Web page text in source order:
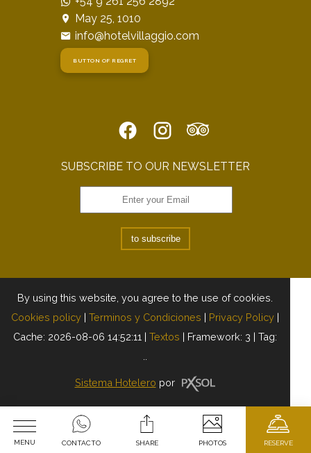
May 25, 1010
info@hotelvillaggio.com
BUTTON OF REGRET
SUBSCRIBE TO OUR NEWSLETTER
to subscribe
By using this website, you agree to the use of cookies.
Cookies policy | Terminos y Condiciones | Privacy Policy |
Cache: 2026-08-06 14:52:11 | Textos | Framework: 3 | Tag:
Sistema Hotelero por
MENU CONTACTO SHARE PHOTOS RESERVE